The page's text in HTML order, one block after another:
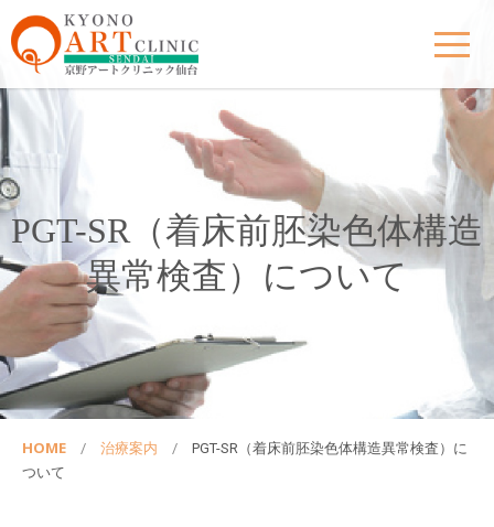
PGT-SR（着床前胚染色体構造
異常検査）について
HOME 治療案内
PGT-SR（着床前胚染色体構造異常検査）に
ついて